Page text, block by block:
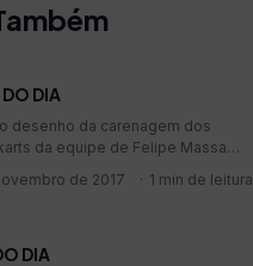
DIA
desenho da carenagem dos
da equipe de Felipe Massa
para o dia 16 de dezembro. Felipe
montou é de respeito: tem
de 2017 1 min de leitura
DIA